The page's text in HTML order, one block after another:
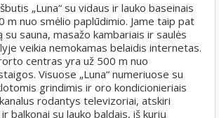
„Luna“ su vidaus ir lauko baseinais
m nuo smėlio paplūdimio. Jame taip pat
su sauna, masažo kambariais ir saulės
veikia nemokamas belaidis internetas.
centras yra už 500 m nuo
Visuose „Luna“ numeriuose su
grindimis ir oro kondicionieriais
rodantys televizoriai, atskiri
balkonai su lauko baldais, iš kurių